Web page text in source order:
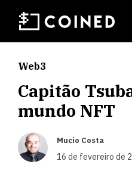
Web3
Capitão
mundo NFT
Mucio Costa
16 de fevereiro de